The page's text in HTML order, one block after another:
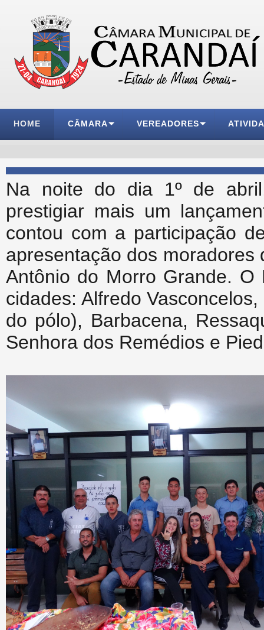
HOME CÂMARA VEREADORES
Na noite do dia 1º de
prestigiar mais um
contou com a participação
apresentação dos
Antônio do Morro Grande. O
cidades: Alfredo
do pólo), Barbacena,
Senhora dos Remédios e